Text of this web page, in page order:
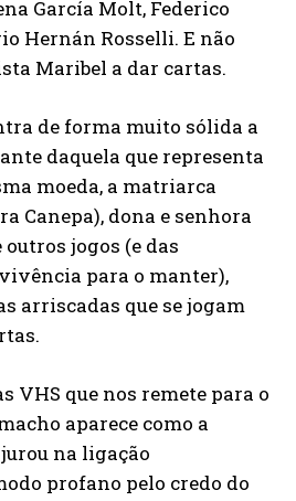
García Molt, Federico
Hernán Rosselli. E não
Maribel a dar cartas.
de forma muito sólida a
daquela que representa
moeda, a matriarca
Canepa), dona e senhora
jogos (e das
para o manter),
arriscadas que se jogam
VHS que nos remete para o
aparece como a
na ligação
profano pelo credo do